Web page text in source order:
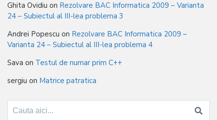
Ghita Ovidiu on Rezolvare BAC Informatica 2009 – Varianta
24 – Subiectul al III-lea problema 3
Andrei Popescu on Rezolvare BAC Informatica 2009 –
Varianta 24 – Subiectul al III-lea problema 4
Sava on Testul de numar prim C++
sergiu on Matrice patratica
Search
for: